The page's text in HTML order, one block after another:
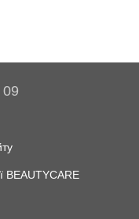
BEAUTYCARE